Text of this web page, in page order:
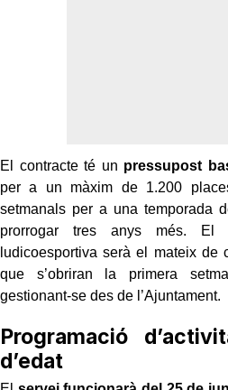
El contracte té un pressupost
per a un màxim de 1.200
setmanals per a una temporada
prorrogar tres anys més. El
ludicoesportiva serà el mateix
que s’obriran la primera
gestionant-se des de l’Ajuntament.
Programació
d’edat